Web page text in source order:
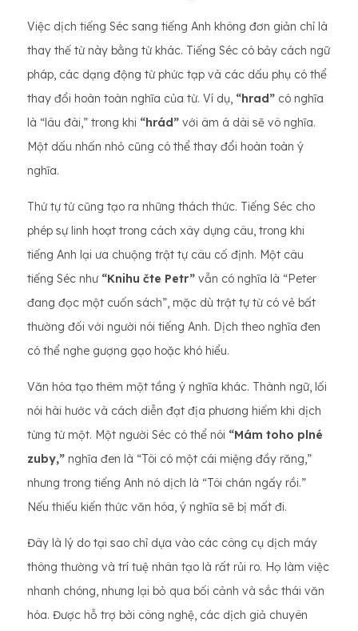
Việc dịch tiếng Séc sang tiếng Anh không đơn giản chỉ là
thay thế từ này bằng từ khác. Tiếng Séc có bảy cách ngữ
pháp, các dạng động từ phức tạp và các dấu phụ có thể
thay đổi hoàn toàn nghĩa của từ. Ví dụ, “hrad” có nghĩa
là “lâu đài,” trong khi “hrád” với âm á dài sẽ vô nghĩa.
Một dấu nhấn nhỏ cũng có thể thay đổi hoàn toàn ý
nghĩa.
Thứ tự từ cũng tạo ra những thách thức. Tiếng Séc cho
phép sự linh hoạt trong cách xây dựng câu, trong khi
tiếng Anh lại ưa chuộng trật tự câu cố định. Một câu
tiếng Séc như “Knihu čte Petr” vẫn có nghĩa là “Peter
đang đọc một cuốn sách”, mặc dù trật tự từ có vẻ bất
thường đối với người nói tiếng Anh. Dịch theo nghĩa đen
có thể nghe gượng gạo hoặc khó hiểu.
Văn hóa tạo thêm một tầng ý nghĩa khác. Thành ngữ, lối
nói hài hước và cách diễn đạt địa phương hiếm khi dịch
từng từ một. Một người Séc có thể nói “Mám toho plné
zuby,” nghĩa đen là “Tôi có một cái miệng đầy răng,”
nhưng trong tiếng Anh nó dịch là “Tôi chán ngấy rồi.”
Nếu thiếu kiến ​​thức văn hóa, ý nghĩa sẽ bị mất đi.
Đây là lý do tại sao chỉ dựa vào các công cụ dịch máy
thông thường và trí tuệ nhân tạo là rất rủi ro. Họ làm việc
nhanh chóng, nhưng lại bỏ qua bối cảnh và sắc thái văn
hóa. Được hỗ trợ bởi công nghệ, các dịch giả chuyên